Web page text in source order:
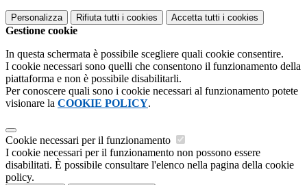
Personalizza Rifiuta tutti i cookies Accetta tutti i cookies
Gestione cookie
In questa schermata è possibile scegliere quali cookie consentire.
I cookie necessari sono quelli che consentono il funzionamento della
piattaforma e non è possibile disabilitarli.
Per conoscere quali sono i cookie necessari al funzionamento potete
visionare la COOKIE POLICY.
Cookie necessari per il funzionamento
I cookie necessari per il funzionamento non possono essere
disabilitati. È possibile consultare l'elenco nella pagina della cookie
policy.